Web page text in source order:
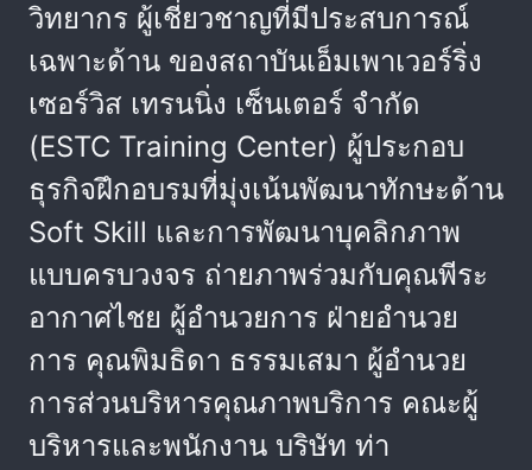
วิทยากร ผู้เชี่ยวชาญที่มีประสบการณ์
เฉพาะด้าน ของสถาบันเอ็มเพาเวอร์ริ่ง
เซอร์วิส เทรนนิ่ง เซ็นเตอร์ จำกัด
(ESTC Training Center) ผู้ประกอบ
ธุรกิจฝึกอบรมที่มุ่งเน้นพัฒนาทักษะด้าน
Soft Skill และการพัฒนาบุคลิกภาพ
แบบครบวงจร ถ่ายภาพร่วมกับคุณพีระ
อากาศไชย ผู้อำนวยการ ฝ่ายอำนวย
การ คุณพิมธิดา ธรรมเสมา ผู้อำนวย
การส่วนบริหารคุณภาพบริการ คณะผู้
บริหารและพนักงาน บริษัท ท่า